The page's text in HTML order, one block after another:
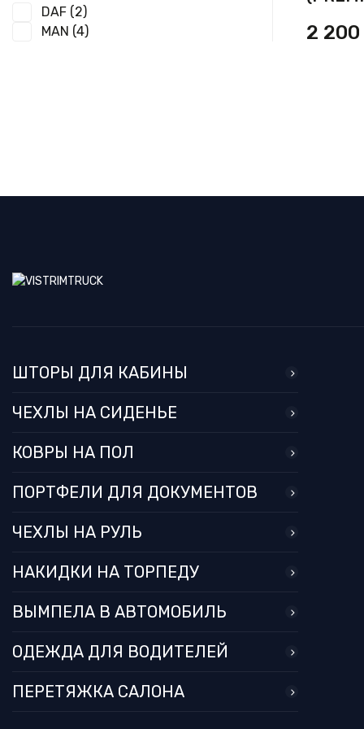
DAF (2)
MAN (4) 2 200
ШТОРЫ ДЛЯ КАБИНЫ
ЧЕХЛЫ НА СИДЕНЬЕ
КОВРЫ НА ПОЛ
ПОРТФЕЛИ ДЛЯ ДОКУМЕНТОВ
ЧЕХЛЫ НА РУЛЬ
НАКИДКИ НА ТОРПЕДУ
ВЫМПЕЛА В АВТОМОБИЛЬ
ОДЕЖДА ДЛЯ ВОДИТЕЛЕЙ
ПЕРЕТЯЖКА САЛОНА